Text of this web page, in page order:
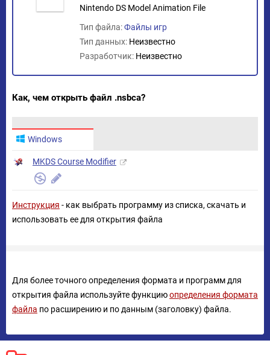
Nintendo DS Model Animation File
Тип файла:Файлы игр
Тип данных: Неизвестно
Разработчик: Неизвестно
Как, чем открыть файл .nsbca?
Windows
MKDS Course Modifier
Инструкция - как выбрать программу из списка, скачать и
использовать ее для открытия файла
Для более точного определения формата и программ для
открытия файла используйте функциюопределения формата
файла по расширению и по данным (заголовку) файла.